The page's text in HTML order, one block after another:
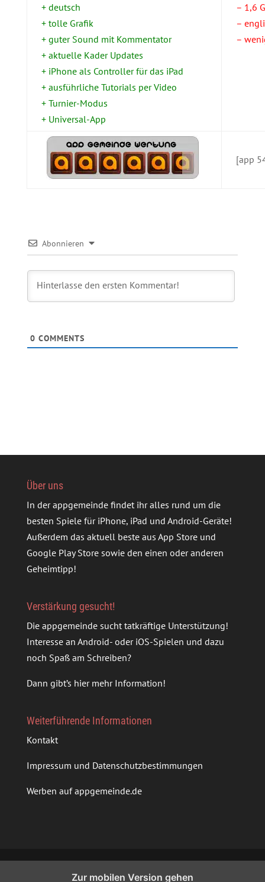
+ deutsch
+ tolle Grafik
+ guter Sound mit Kommentator
+ aktuelle Kader Updates
+ iPhone als Controller für das iPad
+ ausführliche Tutorials per Video
+ Turnier-Modus
+ Universal-App
– 1,6
–
–
[app
Abonnieren
0 COMMENTS
Über uns
In der appgemeinde findet ihr alles rund um die
besten Spiele für iPhone, iPad und Android-Geräte!
Außerdem das aktuell beste aus App Store und
Google Play Store sowie den einen oder anderen
Geheimtipp!
Verstärkung gesucht!
Die appgemeinde sucht tatkräftige Unterstützung!
Interesse an Android- oder iOS-Spielen und dazu
noch Spaß am Schreiben?
Dann gibt’s hier mehr Information!
Weiterführende Informationen
Kontakt
Impressum und Datenschutzbestimmungen
Werben auf appgemeinde.de
Zur mobilen Version gehen